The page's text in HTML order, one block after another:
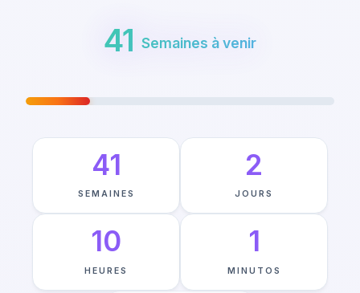
41 Semaines à venir
41
SEMAINES
2
JOURS
10
HEURES
1
MINUTOS